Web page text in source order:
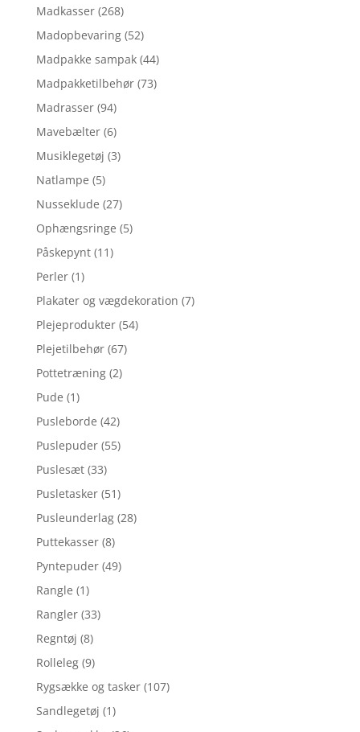
Madkasser (268)
Madopbevaring (52)
Madpakke sampak (44)
Madpakketilbehør (73)
Madrasser (94)
Mavebælter (6)
Musiklegetøj (3)
Natlampe (5)
Nusseklude (27)
Ophængsringe (5)
Påskepynt (11)
Perler (1)
Plakater og vægdekoration (7)
Plejeprodukter (54)
Plejetilbehør (67)
Pottetræning (2)
Pude (1)
Pusleborde (42)
Puslepuder (55)
Puslesæt (33)
Pusletasker (51)
Pusleunderlag (28)
Puttekasser (8)
Pyntepuder (49)
Rangle (1)
Rangler (33)
Regntøj (8)
Rolleleg (9)
Rygsække og tasker (107)
Sandlegetøj (1)